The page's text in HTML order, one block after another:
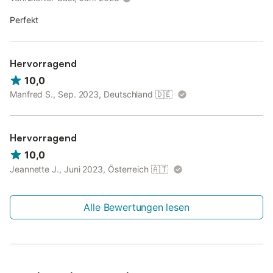
Perfekt
Hervorragend
10,0
Manfred S., Sep. 2023, Deutschland 🇩🇪
Hervorragend
10,0
Jeannette J., Juni 2023, Österreich 🇦🇹
Alle Bewertungen lesen